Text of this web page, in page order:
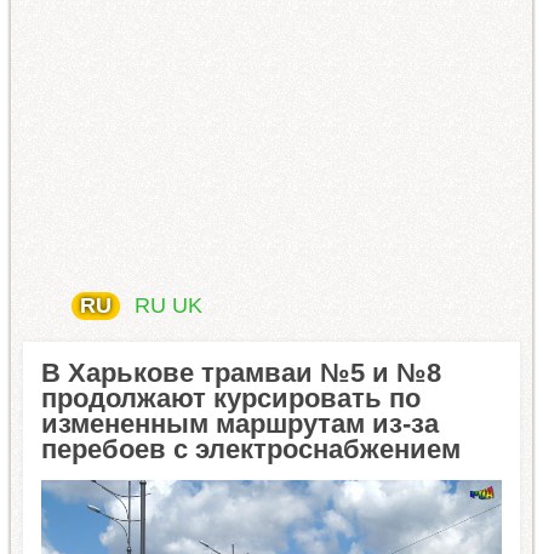
RU RU UK
В Харькове трамваи №5 и №8
продолжают курсировать по
измененным маршрутам из-за
перебоев с электроснабжением